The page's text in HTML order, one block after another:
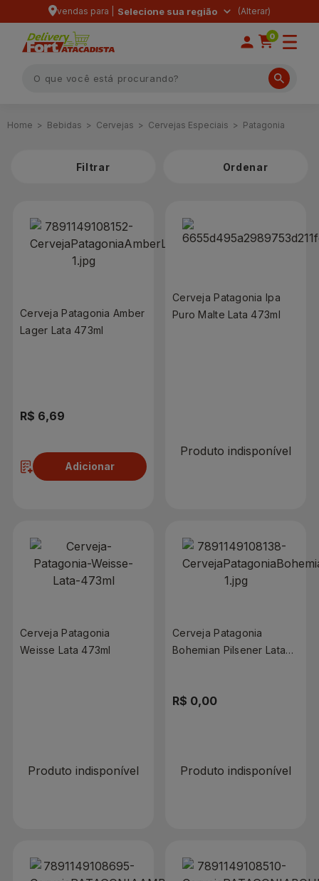
vendas para | Selecione sua região
0
Bebidas Cervejas Cervejas Especiais Patagonia
Filtrar
Cerveja Patagonia Amber
Lager Lata 473ml
R$ 6,69
Adicionar
Cerveja Patagonia Ipa
Puro Malte Lata 473ml
Produto indisponível
Cerveja Patagonia
Weisse Lata 473ml
Produto indisponível
Cerveja Patagonia
Bohemian Pilsener Lata
R$ 0,00
Produto indisponível